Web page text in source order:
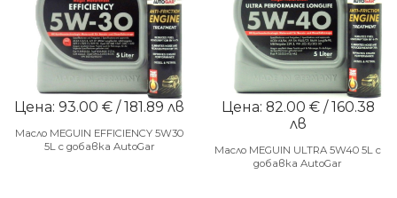
Цена: 93.00 € / 181.89 лв
Масло MEGUIN EFFICIENCY 5W30
5L с добавка AutoGar
Цена: 82.00 € / 160.38
лв
Масло MEGUIN ULTRA 5W40 5L с
добавка AutoGar